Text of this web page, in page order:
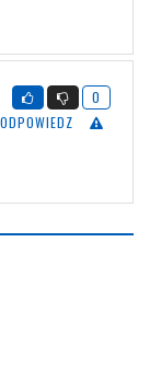
0
ODPOWIEDZ